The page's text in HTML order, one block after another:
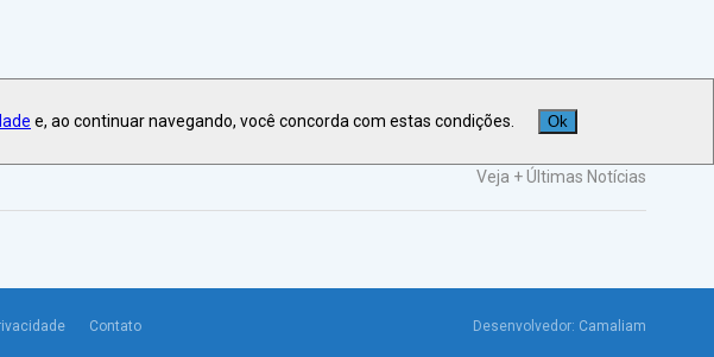
Veja +Últimas Notícias
Contato Desenvolvedor: Camaliam
e, ao continuar navegando, você concorda com estas condições. Ok